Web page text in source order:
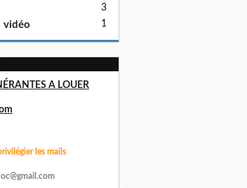
3
vidéo 1
A LOUER
les mails